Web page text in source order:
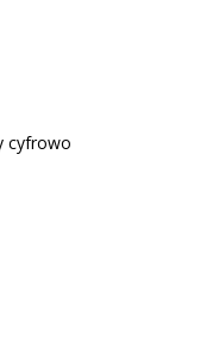
cyfrowo